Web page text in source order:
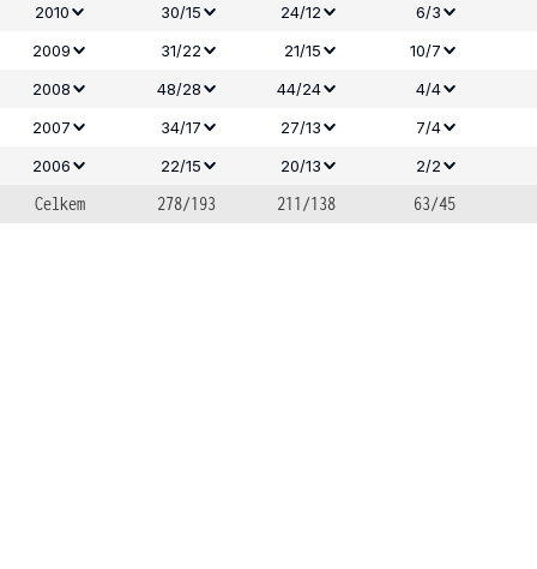
2010
30/15 24/12
6/3
2009
31/22 21/15
10/7
2008
48/28 44/24
4/4
2007
34/17 27/13
7/4
2006
22/15 20/13 2/2
Celkem 278/193 211/138 63/45